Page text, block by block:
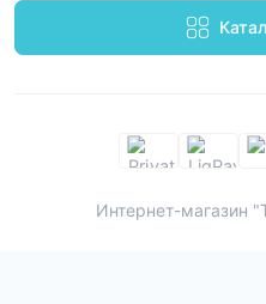
Интернет-магазин